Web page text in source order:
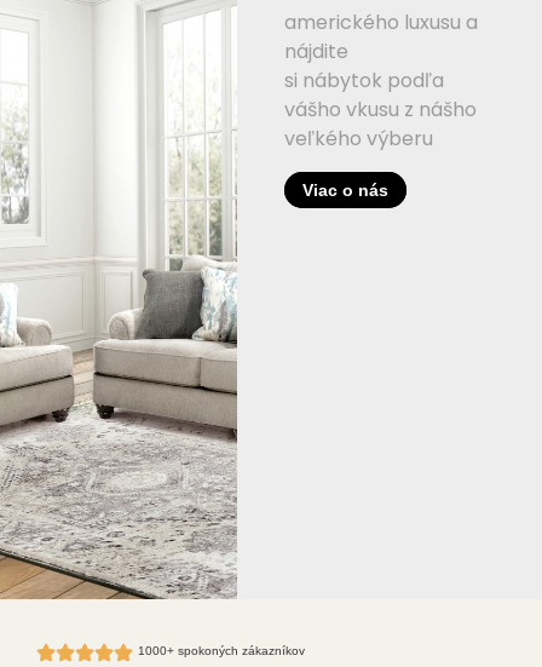
amerického luxusu a
nájdite
si nábytok podľa
vášho vkusu z nášho
veľkého výberu
Viac o nás
1000+ spokoných zákazníkov